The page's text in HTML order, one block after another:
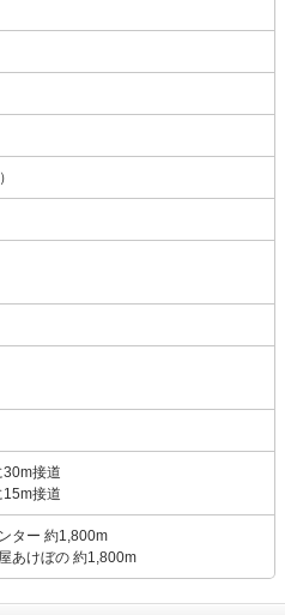
接道
接道
ター 約1,800m
あけぼの 約1,800m